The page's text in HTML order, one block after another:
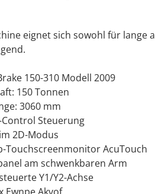
eignet sich sowohl für lange
150-310 Modell 2009
150 Tonnen
3060 mm
Control Steuerung
2D-Modus
Touchscreenmonitor AcuTouch
am schwenkbaren Arm
Y1/Y2-Achse